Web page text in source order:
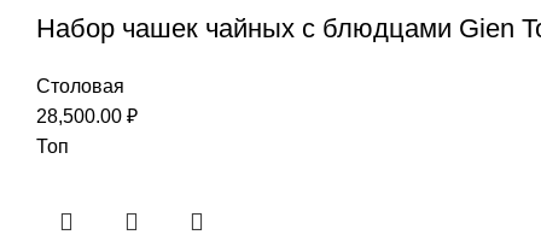
Набор чашек чайных с блюдцами Gien
Столовая
28,500.00 ₽
Топ